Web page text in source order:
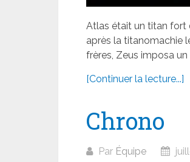
Atlas était un titan fort
après la titanomachie
frères, Zeus imposa
[Continuer la lecture...]
Chrono
Par Équipe